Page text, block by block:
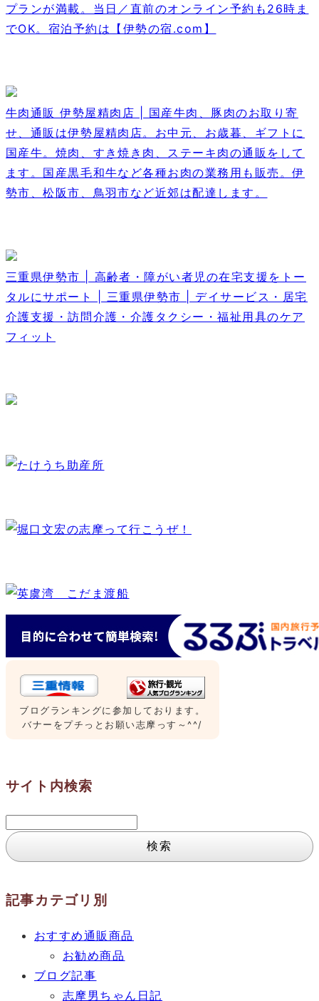
プランが満載。当日／直前のオンライン予約も26時ま
でOK。宿泊予約は【伊勢の宿.com】
牛肉通販 伊勢屋精肉店 | 国産牛肉、豚肉のお取り寄
せ、通販は伊勢屋精肉店。お中元、お歳暮、ギフトに
国産牛。焼肉、すき焼き肉、ステーキ肉の通販をして
ます。国産黒毛和牛など各種お肉の業務用も販売。伊
勢市、松阪市、鳥羽市など近郊は配達します。
三重県伊勢市 | 高齢者・障がい者児の在宅支援をトー
タルにサポート | 三重県伊勢市 | デイサービス・居宅
介護支援・訪問介護・介護タクシー・福祉用具のケア
フィット
ブログランキングに参加しております。
バナーをプチっとお願い志摩っす～^^/
サイト内検索
検
索:
記事カテゴリ別
おすすめ通販商品
お勧め商品
ブログ記事
志摩男ちゃん日記